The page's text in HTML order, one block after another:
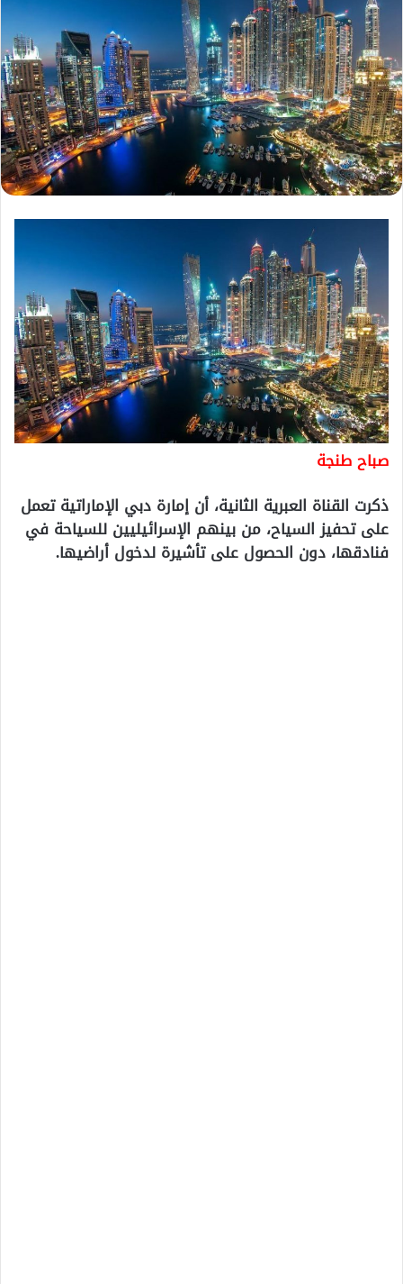
صباح طنجة
ذكرت القناة العبرية الثانية، أن إمارة دبي الإماراتية تعمل
على تحفيز السياح، من بينهم الإسرائيليين للسياحة في
فنادقها، دون الحصول على تأشيرة لدخول أراضيها.